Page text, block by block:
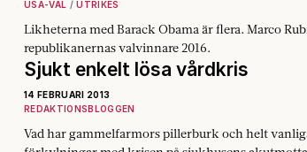
USA-VAL
UTRIKES
Likheterna med Barack Obama är flera. Marco
republikanernas valvinnare 2016.
Sjukt enkelt lösa vårdkris
14 FEBRUARI 2013
REDAKTIONSBLOGGEN
Vad har gammelfarmors pillerburk och helt